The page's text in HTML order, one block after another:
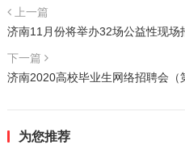
上一篇
济南11月份将举办32场公益性现场
下一篇
济南2020高校毕业生网络招聘会（
为您推荐